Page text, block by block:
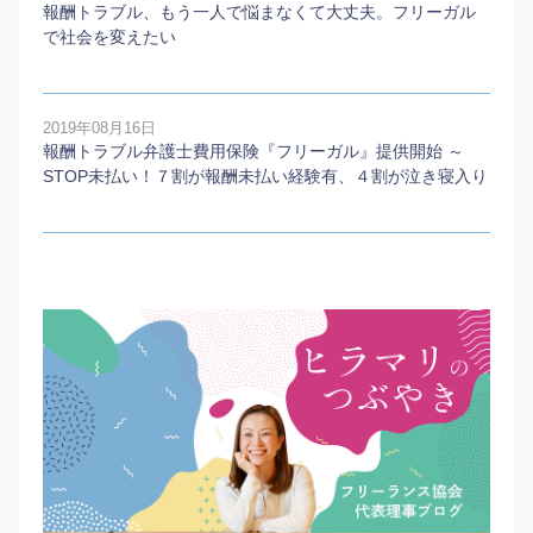
報酬トラブル、もう一人で悩まなくて大丈夫。フリーガル
で社会を変えたい
2019年08月16日
報酬トラブル弁護士費用保険『フリーガル』提供開始 ～
STOP未払い！７割が報酬未払い経験有、４割が泣き寝入り